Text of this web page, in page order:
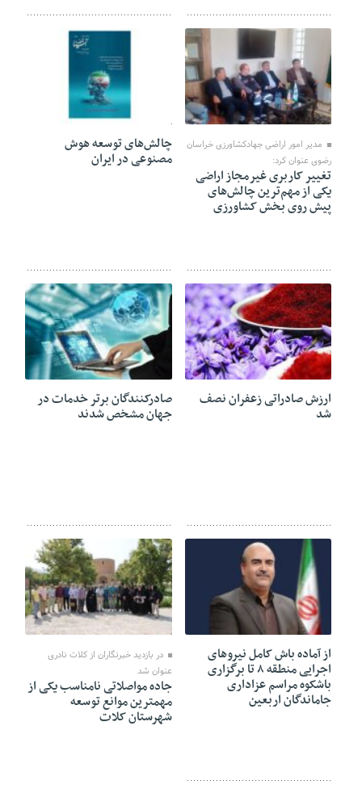
10 سپتامبر 2024
مدیر امور اراضی جهادکشاورزی خراسان
رضوی عنوان کرد:
تغییر کاربری غیرمجاز اراضی
یکی از مهم‌ترین چالش‌های
پیش روی بخش کشاورزی
چالش‌های توسعه هوش
مصنوعی در ایران
26 آگوست 2024
ارزش صادراتی زعفران نصف
شد
صادرکنندگان برتر خدمات در
جهان مشخص شدند
26 آگوست 2024
از آماده باش کامل نیروهای
اجرایی منطقه ۸ تا برگزاری
باشکوه مراسم عزاداری
جاماندگان اربعین
10 آگوست 2024
در بازدید خبرنگاران از کلات نادری
عنوان شد
جاده مواصلاتی نامناسب یکی از
مهمترین موانع توسعه
شهرستان کلات